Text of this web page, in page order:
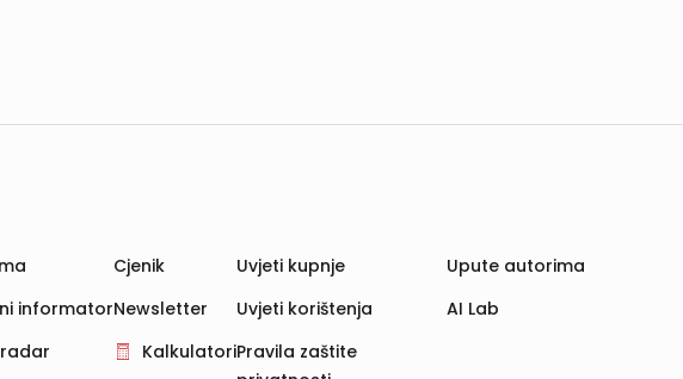
informator
Cjenik
Newsletter
Kalkulatori
Uvjeti kupnje
Uvjeti korištenja
Pravila zaštite
Upute autorima
AI Lab